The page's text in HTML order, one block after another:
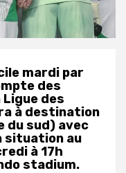
mardi par
des
des
à destination
du sud) avec
situation au
à 17h
stadium.